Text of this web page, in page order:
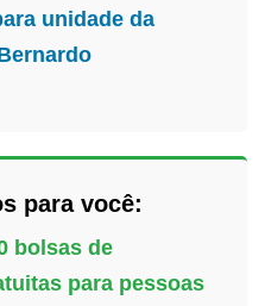
unidade da
para você:
bolsas de
para pessoas